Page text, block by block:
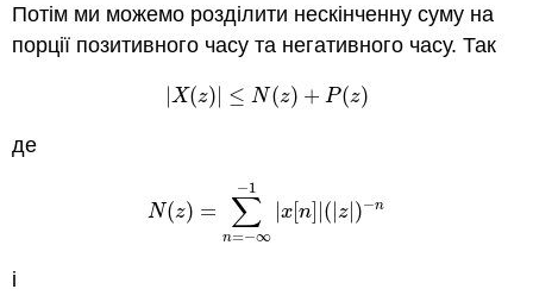
Потім ми можемо розділити нескінченну суму на
порції позитивного часу та негативного часу. Так
|X(z)| ≤ N(z) + P(z)
|X( )|≤N(z)+P (z)
де
N(z) = ∑
n=−∞
−1
|x [n ( |z )−n
N(z)= ∑ =− −1 |x[ n] |(| z|)−
і